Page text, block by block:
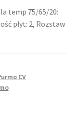
temp 75/65/20:
płyt: 2, Rozstaw
CV